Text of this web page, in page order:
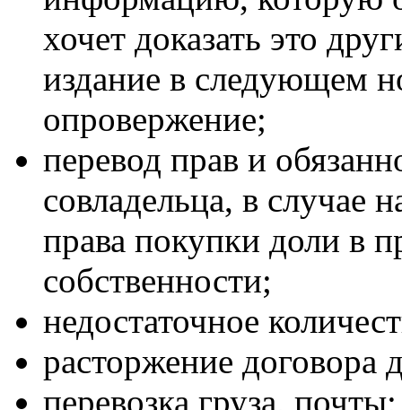
хочет доказать это
издание в следующем
опровержение;
перевод прав и
совладельца, в случае
права покупки доли в
собственности;
недостаточное
расторжение договора
перевозка груза, почты;